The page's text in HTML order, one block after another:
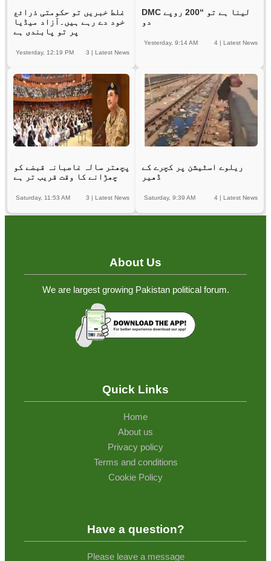
غلط خبریں تو حکومتی ذرائع
خود دے رہے ہیں۔آزاد میڈیا
پر تو پابندی ہے
3 | Latest News
Yesterday, 12:19 PM
DMC لینا ہے تو “200 روپے
دو
4 | Latest News
Yesterday, 9:14 AM
پچھتر سالہ غاصبانہ قبضے کو
چھڑانے کا وقت قریب تر ہے
3 | Latest News
Saturday, 11:53 AM
ریلوے اسٹیشن پر کچرے کے
ڈھیر
4 | Latest News
Saturday, 9:39 AM
About Us
We are largest growing Pakistan political forum.
Quick Links
Home
About us
Privacy policy
Terms and conditions
Cookie Policy
Have a question?
Please leave a message